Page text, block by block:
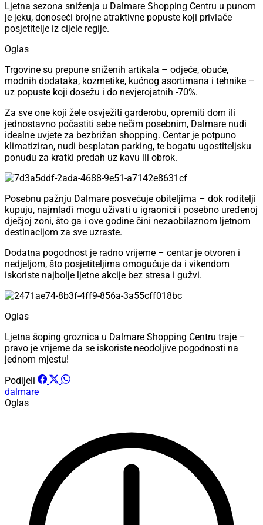
Ljetna sezona sniženja u Dalmare Shopping Centru u punom
je jeku, donoseći brojne atraktivne popuste koji privlače
posjetitelje iz cijele regije.
Oglas
Trgovine su prepune sniženih artikala – odjeće, obuće,
modnih dodataka, kozmetike, kućnog asortimana i tehnike –
uz popuste koji dosežu i do nevjerojatnih -70%.
Za sve one koji žele osvježiti garderobu, opremiti dom ili
jednostavno počastiti sebe nečim posebnim, Dalmare nudi
idealne uvjete za bezbrižan shopping. Centar je potpuno
klimatiziran, nudi besplatan parking, te bogatu ugostiteljsku
ponudu za kratki predah uz kavu ili obrok.
Posebnu pažnju Dalmare posvećuje obiteljima – dok roditelji
kupuju, najmlađi mogu uživati u igraonici i posebno uređenoj
dječjoj zoni, što ga i ove godine čini nezaobilaznom ljetnom
destinacijom za sve uzraste.
Dodatna pogodnost je radno vrijeme – centar je otvoren i
nedjeljom, što posjetiteljima omogućuje da i vikendom
iskoriste najbolje ljetne akcije bez stresa i gužvi.
Oglas
Ljetna šoping groznica u Dalmare Shopping Centru traje –
pravo je vrijeme da se iskoriste neodoljive pogodnosti na
jednom mjestu!
Podijeli
dalmare
Oglas